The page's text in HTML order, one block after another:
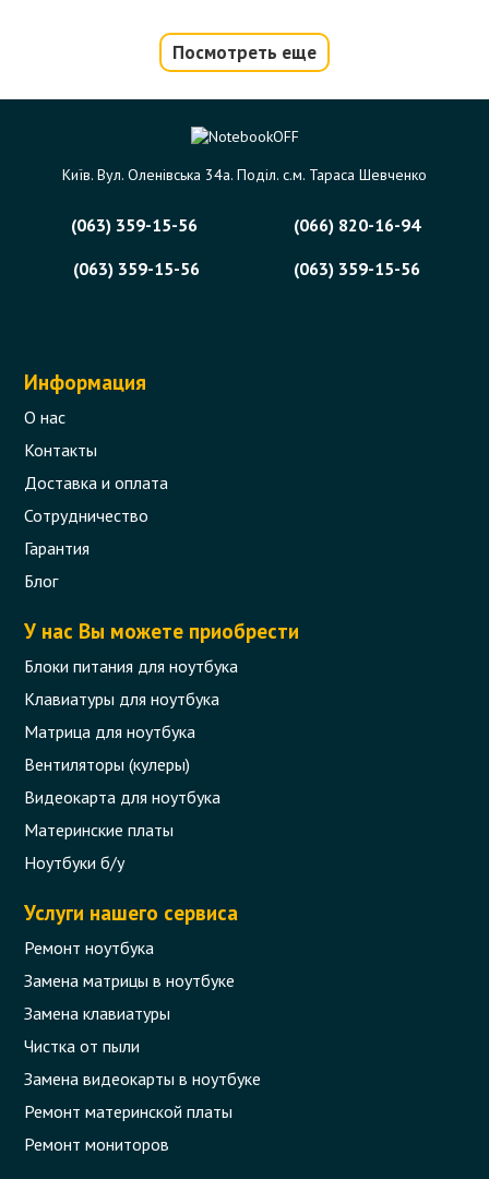
Посмотреть еще
Київ. Вул. Оленівська 34а. Поділ. с.м. Тараса Шевченко
(063) 359-15-56
(066) 820-16-94
(063) 359-15-56
(063) 359-15-56
Информация
О нас
Контакты
Доставка и оплата
Сотрудничество
Гарантия
Блог
У нас Вы можете приобрести
Блоки питания для ноутбука
Клавиатуры для ноутбука
Матрица для ноутбука
Вентиляторы (кулеры)
Видеокарта для ноутбука
Материнские платы
Ноутбуки б/у
Услуги нашего сервиса
Ремонт ноутбука
Замена матрицы в ноутбуке
Замена клавиатуры
Чистка от пыли
Замена видеокарты в ноутбуке
Ремонт материнской платы
Ремонт мониторов